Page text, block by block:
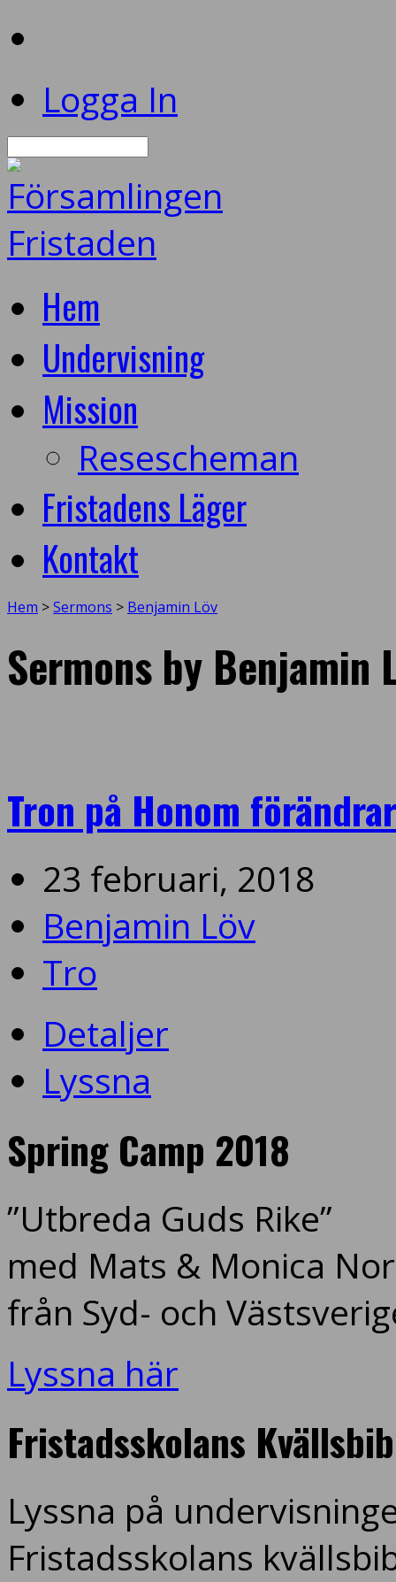
Logga In
Hem
Undervisning
Mission
Resescheman
Fristadens Läger
Kontakt
Hem >Sermons > Benjamin Löv
Sermons by Benjamin
Tron på Honom
23 februari, 2018
Benjamin Löv
Tro
Detaljer
Lyssna
Spring Camp 2018
”Utbreda Guds Rike”
med Mats & Monica
från Syd- och
Lyssna här
Fristadsskolans
Lyssna på
Fristadsskolans